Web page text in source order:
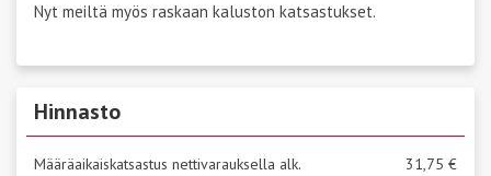
Nyt meiltä myös raskaan kaluston katsastukset.
Hinnasto
Määräaikaiskatsastus nettivarauksella alk.
31,75 €